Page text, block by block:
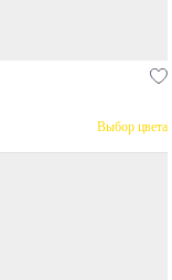
Выбор цвета